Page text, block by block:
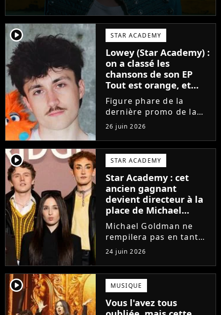
player2 STAR ACADEMY
Lowey (Star Academy) :
on a classé les
chansons de son EP
Tout est orange, et
voici la meilleure !
Figure phare de la
dernière promo de la
Star Academy, Léo se
lance enfin. Sous le nom
de scène Lowey, l'artiste
de 25 ans dévoile un
premier EP énergique et
très prometteur
nommé...
26 juin 2026
player2 STAR ACADEMY
Star Academy : cet
ancien gagnant
devient directeur à la
place de Michael
Goldman ? Il donne
enfin sa réponse
Michael Goldman ne
rempilera pas en tant
que directeur de la
prochaine saison de la
Star Academy. Mais qui
prendra sa place ? Alors
que son nom circule,
cet ancien gagnant de
24 juin 2026
player2 MUSIQUE
Vous l'avez tous